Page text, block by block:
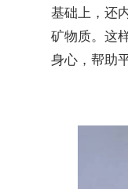
基础上，还
矿物质。这
身心，帮助